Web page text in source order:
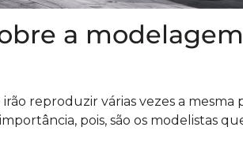
a
reproduzir várias vezes a mesma
pois, são os modelistas